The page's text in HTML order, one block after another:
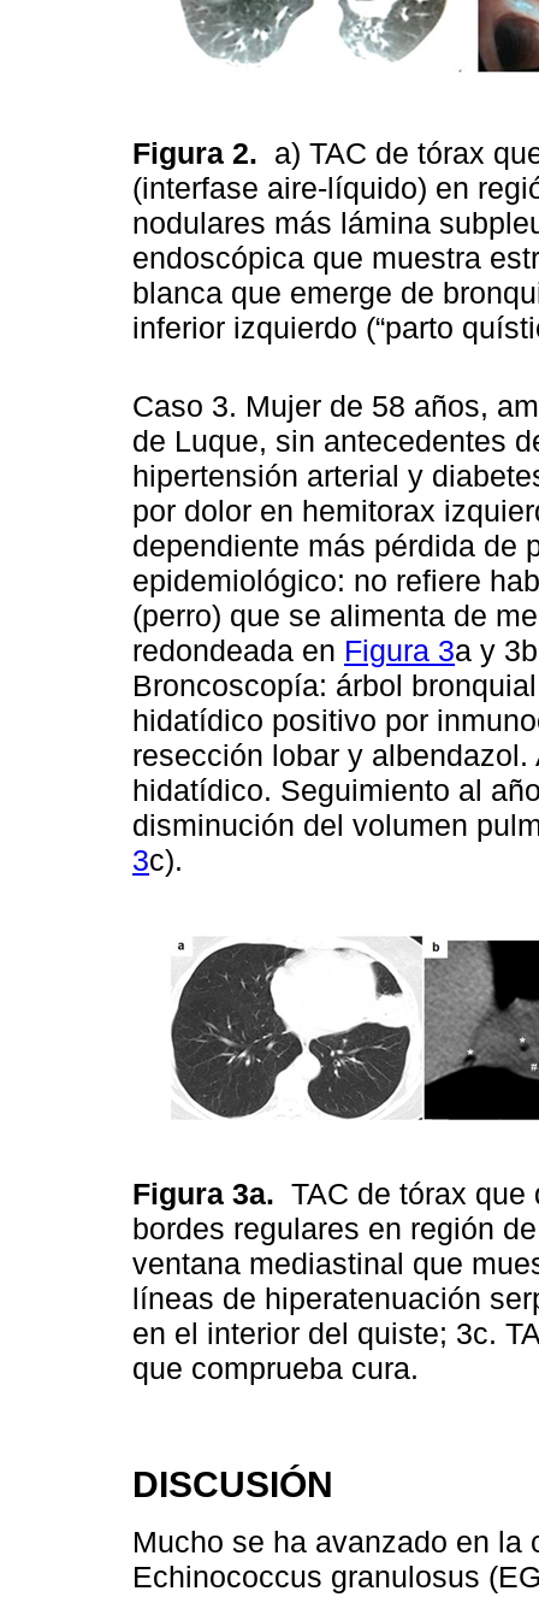
Figura 2. a) TAC de tórax
(interfase aire-líquido) en
nodulares más lámina
endoscópica que muestra
blanca que emerge de
inferior izquierdo (“parto
Caso 3. Mujer de 58 años,
de Luque, sin antecedentes
hipertensión arterial y
por dolor en hemitorax
dependiente más pérdida de
epidemiológico: no refiere
(perro) que se alimenta de
redondeada en Figura 3a y
Broncoscopía: árbol
hidatídico positivo por
resección lobar y
hidatídico. Seguimiento al
disminución del volumen
3c).
Figura 3a. TAC de tórax
bordes regulares en región
ventana mediastinal que
líneas de hiperatenuación
en el interior del quiste; 3c.
que comprueba cura.
DISCUSIÓN
Mucho se ha avanzado en
Echinococcus granulosus